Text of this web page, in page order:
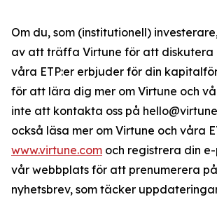
Om du, som (institutionell)
av att träffa Virtune för att diskutera
våra ETP:er erbjuder för din
för att lära dig mer om Virtune och
inte att kontakta oss på
också läsa mer om Virtune och våra
www.virtune.com och registrera din
vår webbplats för att prenumerera
nyhetsbrev, som täcker